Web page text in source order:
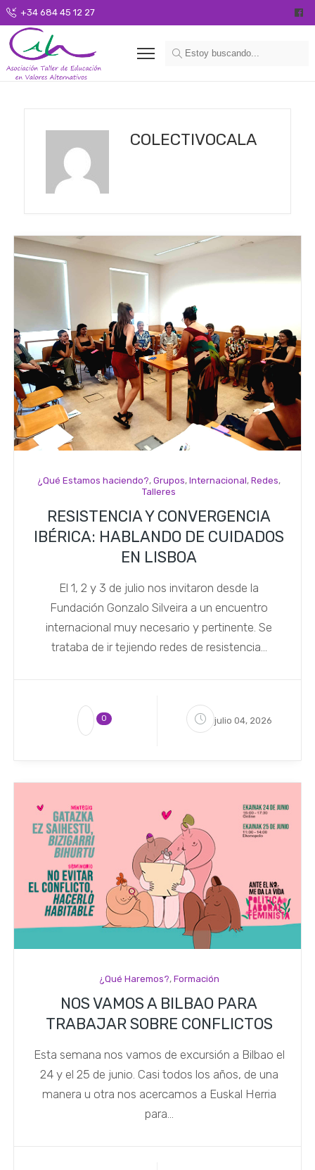
+34 684 45 12 27
COLECTIVOCALA
¿Qué Estamos haciendo?, Grupos, Internacional, Redes,
Talleres
RESISTENCIA Y CONVERGENCIA
IBÉRICA: HABLANDO DE CUIDADOS
EN LISBOA
El 1, 2 y 3 de julio nos invitaron desde la
Fundación Gonzalo Silveira a un encuentro
internacional muy necesario y pertinente. Se
trataba de ir tejiendo redes de resistencia...
0 julio 04, 2026
¿Qué Haremos?, Formación
NOS VAMOS A BILBAO PARA
TRABAJAR SOBRE CONFLICTOS
Esta semana nos vamos de excursión a Bilbao el
24 y el 25 de junio. Casi todos los años, de una
manera u otra nos acercamos a Euskal Herria
para...